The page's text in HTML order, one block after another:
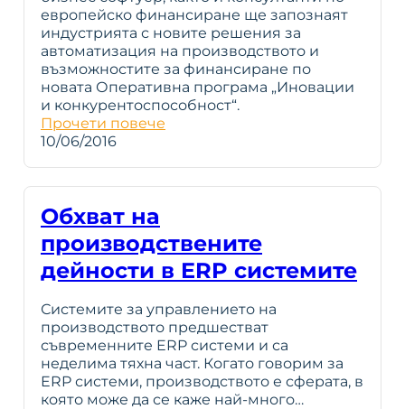
европейско финансиране ще запознаят
индустрията с новите решения за
автоматизация на производството и
възможностите за финансиране по
новата Оперативна програма „Иновации
и конкурентоспособност“.
Прочети повече
10/06/2016
Обхват на
производствените
дейности в ERP системите
Системите за управлението на
производството предшестват
съвременните ERP системи и са
неделима тяхна част. Когато говорим за
ERP системи, производството е сферата, в
която може да се каже най-много…